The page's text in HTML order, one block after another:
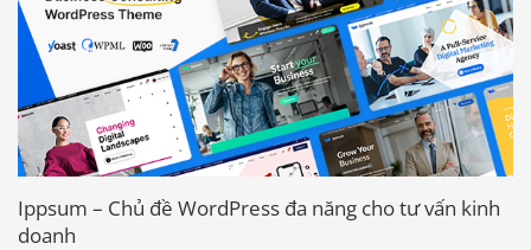
Ippsum – Chủ đề WordPress đa năng cho tư vấn kinh
doanh